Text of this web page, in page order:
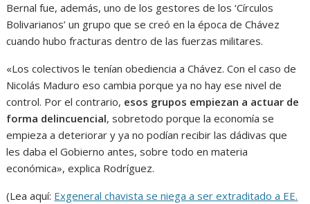
Bernal fue, además, uno de los gestores de los ‘Círculos
Bolivarianos’ un grupo que se creó en la época de Chávez
cuando hubo fracturas dentro de las fuerzas militares.
«Los colectivos le tenían obediencia a Chávez. Con el caso de
Nicolás Maduro eso cambia porque ya no hay ese nivel de
control. Por el contrario, esos grupos empiezan a actuar de
forma delincuencial, sobretodo porque la economía se
empieza a deteriorar y ya no podían recibir las dádivas que
les daba el Gobierno antes, sobre todo en materia
económica», explica Rodríguez.
(Lea aquí: Exgeneral chavista se niega a ser extraditado a EE.